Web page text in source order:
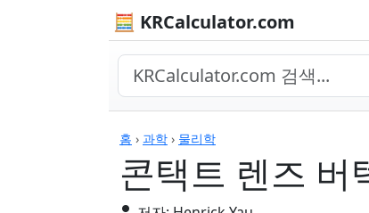
🧮 KRCalculator.com
홈 › 과학 › 물리학
콘택트 렌즈 버
계산기